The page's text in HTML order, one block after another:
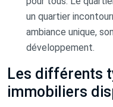
un quartier
ambiance unique,
développement.
Les différents
immobiliers